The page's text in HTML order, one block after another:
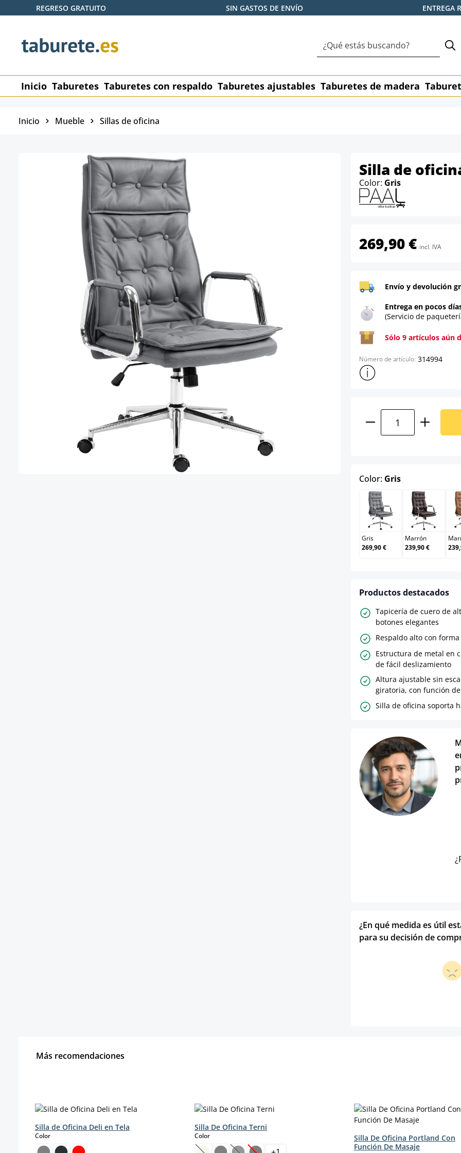
al contenido principal
Saltar a la búsqueda
Saltar a la navegación principal
REGRESO GRATUITO SIN GASTOS DE ENVÍO ENTREGA
Inicio Taburetes Taburetes con respaldo Taburetes ajustables Taburetes de madera
Inicio Mueble Sillas de oficina
Silla de
Color: Gris
269,90 € incl. IVA
Envío y devolución
Entrega en pocos
(Servicio de
Sólo 9 artículos aún
Número de artículo: 314994
Mostrar más información
Cantidad del
Color: Grisselect
Gris
Gris
269,90 €
Marrón
Marrón
239,90 €
Productos destacados
Tapicería de cuero de
botones elegantes
Respaldo alto con
Estructura de metal en
de fácil deslizamiento
Altura ajustable sin
giratoria, con función
Silla de oficina soporta
¿En qué medida es útil
para su decisión de
Más recomendaciones
Silla de Oficina Deli en Tela
Colorselect
Silla De Oficina Terni
Colorselect
Silla De Oficina Portland Con
Función De Masaje